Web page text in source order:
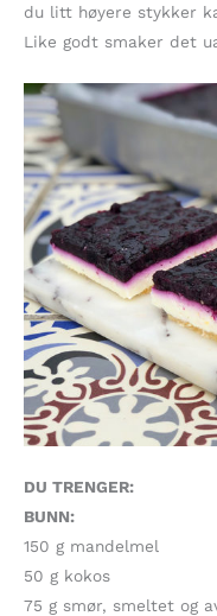
du litt høyere stykker
Like godt smaker det
DU TRENGER:
BUNN:
150 g mandelmel
50 g kokos
75 g smør, smeltet og